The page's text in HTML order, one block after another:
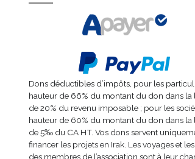
Dons déductibles d’impôts, pour les
hauteur de 66% du montant du don dans la
de 20% du revenu imposable ; pour les
hauteur de 60% du montant du don dans la
de 5‰ du CA HT. Vos dons servent
financer les projets en Irak. Les voyages et
des membres de l’association sont à leur